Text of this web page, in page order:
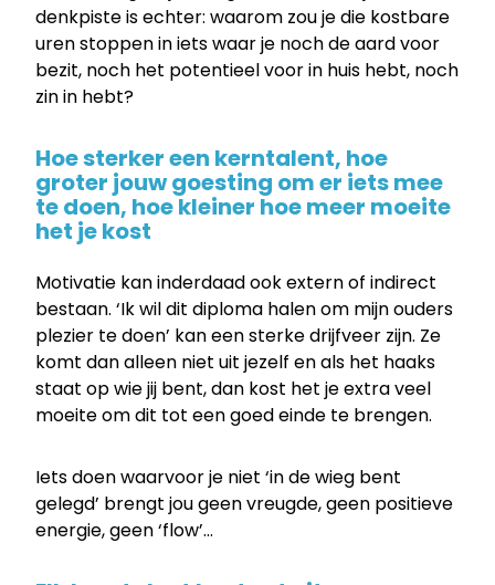
denkpiste is echter: waarom zou je die kostbare
uren stoppen in iets waar je noch de aard voor
bezit, noch het potentieel voor in huis hebt, noch
zin in hebt?
Hoe sterker een kerntalent, hoe
groter jouw goesting om er iets mee
te doen, hoe kleiner hoe meer moeite
het je kost
Motivatie kan inderdaad ook extern of indirect
bestaan. ‘Ik wil dit diploma halen om mijn ouders
plezier te doen’ kan een sterke drijfveer zijn. Ze
komt dan alleen niet uit jezelf en als het haaks
staat op wie jij bent, dan kost het je extra veel
moeite om dit tot een goed einde te brengen.
Iets doen waarvoor je niet ‘in de wieg bent
gelegd’ brengt jou geen vreugde, geen positieve
energie, geen ‘flow’…